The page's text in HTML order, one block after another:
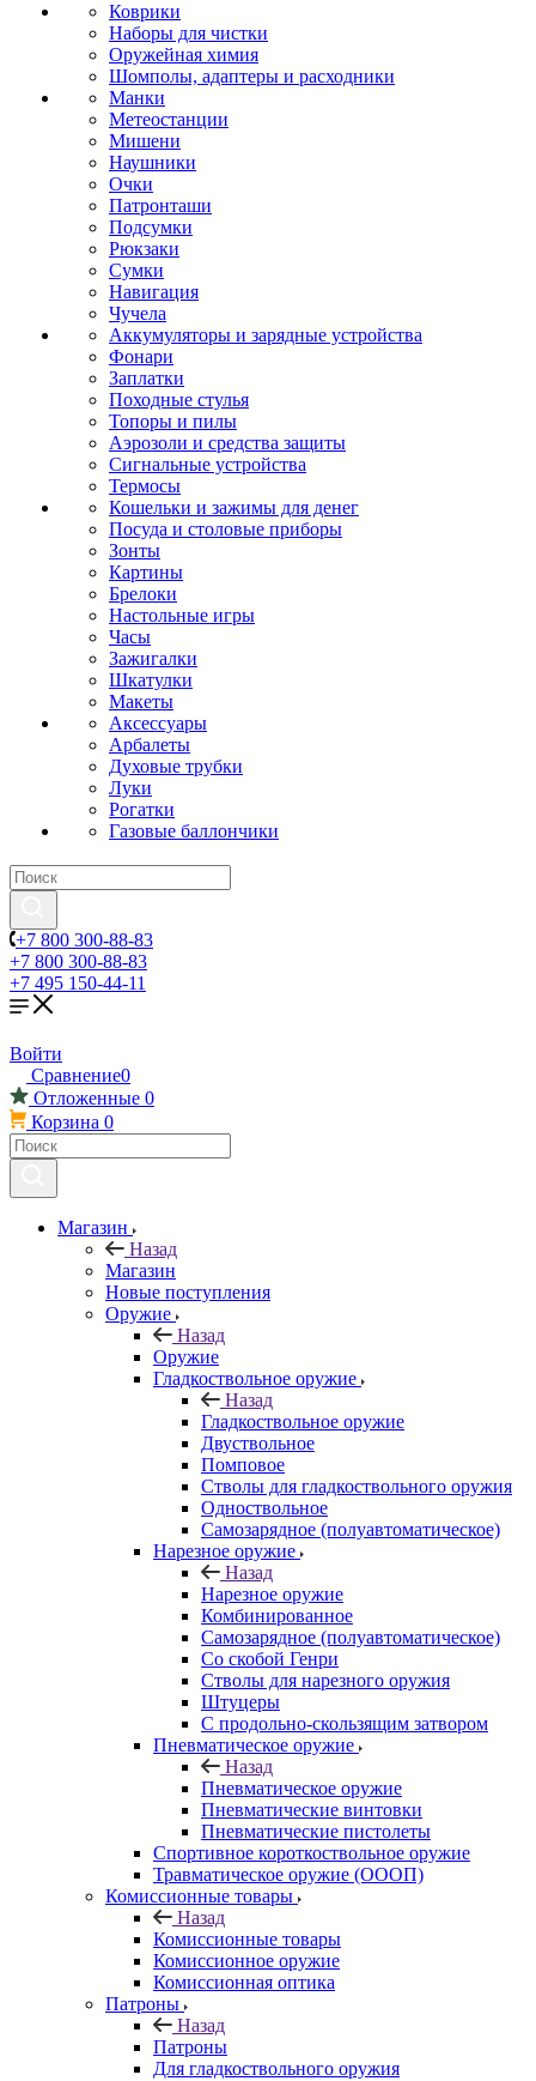
Коврики
Наборы для чистки
Оружейная химия
Шомполы, адаптеры и расходники
Манки
Метеостанции
Мишени
Наушники
Очки
Патронташи
Подсумки
Рюкзаки
Сумки
Навигация
Чучела
Аккумуляторы и зарядные устройства
Фонари
Заплатки
Походные стулья
Топоры и пилы
Аэрозоли и средства защиты
Сигнальные устройства
Термосы
Кошельки и зажимы для денег
Посуда и столовые приборы
Зонты
Картины
Брелоки
Настольные игры
Часы
Зажигалки
Шкатулки
Макеты
Аксессуары
Арбалеты
Духовые трубки
Луки
Рогатки
Газовые баллончики
+7 800 300-88-83
+7 800 300-88-83
+7 495 150-44-11
Войти
Сравнение0
Отложенные 0
Корзина 0
Магазин
Назад
Магазин
Новые поступления
Оружие
Назад
Оружие
Гладкоствольное оружие
Назад
Гладкоствольное оружие
Двуствольное
Помповое
Стволы для гладкоствольного оружия
Одноствольное
Самозарядное (полуавтоматическое)
Нарезное оружие
Назад
Нарезное оружие
Комбинированное
Самозарядное (полуавтоматическое)
Со скобой Генри
Стволы для нарезного оружия
Штуцеры
С продольно-скользящим затвором
Пневматическое оружие
Назад
Пневматическое оружие
Пневматические винтовки
Пневматические пистолеты
Спортивное короткоствольное оружие
Травматическое оружие (ОООП)
Комиссионные товары
Назад
Комиссионные товары
Комиссионное оружие
Комиссионная оптика
Патроны
Назад
Патроны
Для гладкоствольного оружия